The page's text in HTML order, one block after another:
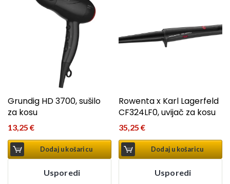
Grundig HD 3700, sušilo
za kosu
13,25 €
Dodaj u košaricu
Usporedi
Rowenta x Karl Lagerfeld
CF324LF0, uvijač za kosu
35,25€
Dodaj u košaricu
Usporedi